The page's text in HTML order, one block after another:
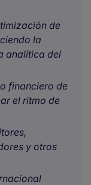
de
la
analítica del
financiero de
el ritmo de
y otros